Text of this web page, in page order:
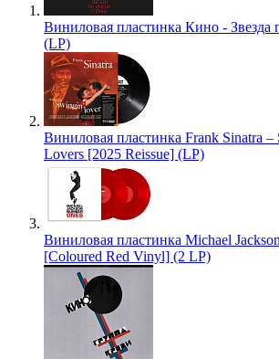
Виниловая пластинка Кино -
(LP)
Виниловая пластинка Frank Sinatra –
Lovers [2025 Reissue] (LP)
Виниловая пластинка Michael
[Coloured Red Vinyl] (2 LP)